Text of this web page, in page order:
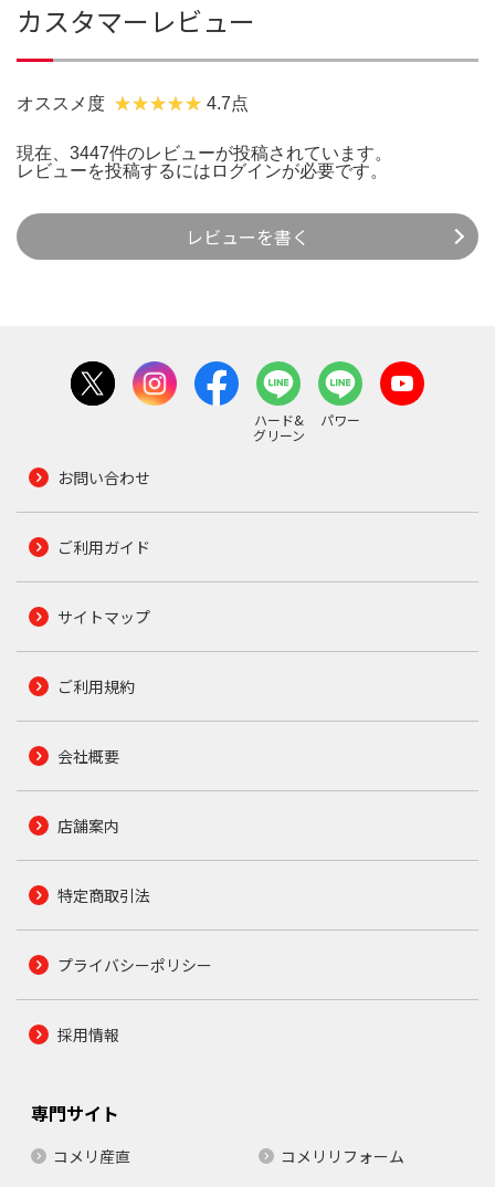
カスタマーレビュー
オススメ度 4.7点
現在、3447件のレビューが投稿されています。
レビューを投稿するには ログインが必要です。
レビューを書く
ハード&
グリーン
パワー
お問い合わせ
ご利用ガイド
サイトマップ
ご利用規約
会社概要
店舗案内
特定商取引法
プライバシーポリシー
採用情報
専門サイト
コメリ産直
コメリリフォーム